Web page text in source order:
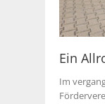
Ein
Im